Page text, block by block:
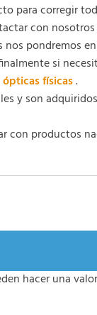
para corregir
con
nos pondremos
si
físicas.
y son
con productos
hacer una